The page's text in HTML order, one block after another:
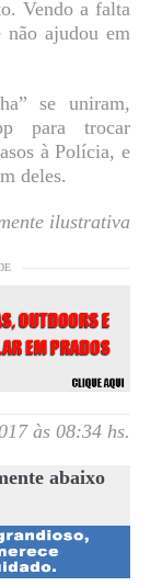
Vendo a falta
não ajudou em
se uniram,
para trocar
à Polícia, e
deles.
ilustrativa
às 08:34 hs.
abaixo